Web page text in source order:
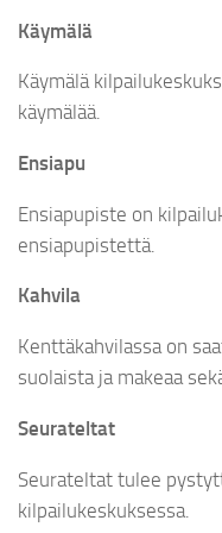
Käymälä
Käymälä
käymälää.
Ensiapu
Ensiapupiste on
ensiapupistettä.
Kahvila
Kenttäkahvilassa on
suolaista ja makeaa
Seurateltat
Seurateltat tulee
kilpailukeskuksessa.